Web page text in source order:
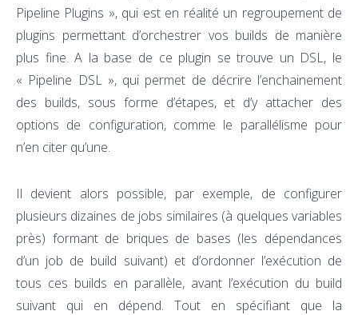
Pipeline Plugins », qui est en réalité un regroupement de
plugins permettant d’orchestrer vos builds de manière
plus fine. A la base de ce plugin se trouve un DSL, le
« Pipeline DSL », qui permet de décrire l’enchainement
des builds, sous forme d’étapes, et d’y attacher des
options de configuration, comme le parallélisme pour
n’en citer qu’une.
Il devient alors possible, par exemple, de configurer
plusieurs dizaines de jobs similaires (à quelques variables
près) formant de briques de bases (les dépendances
d’un job de build suivant) et d’ordonner l’exécution de
tous ces builds en parallèle, avant l’exécution du build
suivant qui en dépend. Tout en spécifiant que la